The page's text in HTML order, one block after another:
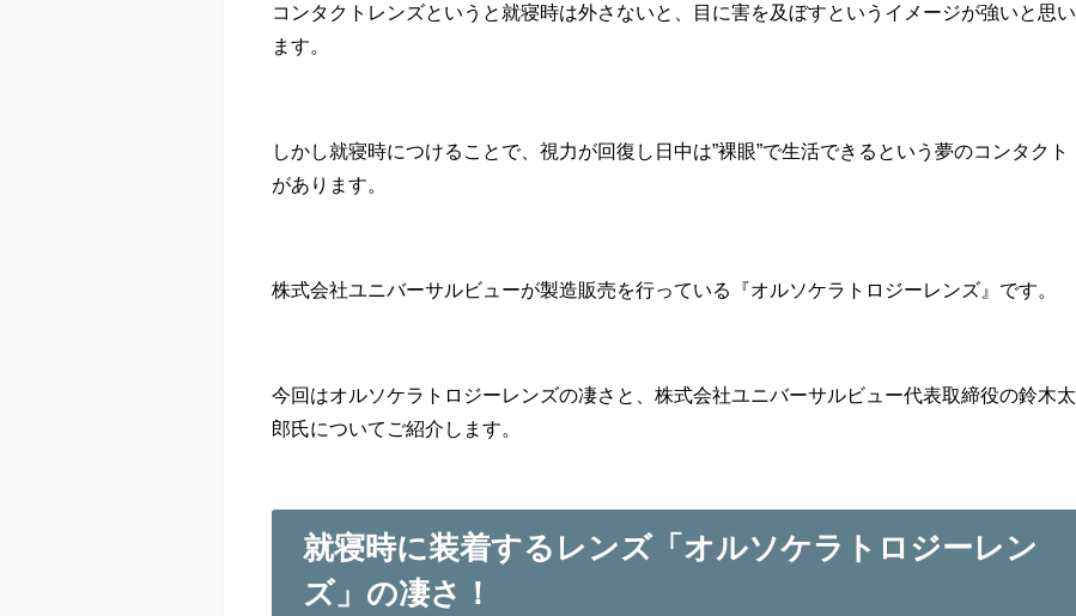
コンタクトレンズというと就寝時は外さないと、目に害を及ぼすというイメージが強いと思い
ます。
しかし就寝時につけることで、視力が回復し日中は”裸眼”で生活できるという夢のコンタクト
があります。
株式会社ユニバーサルビューが製造販売を行っている『オルソケラトロジーレンズ』です。
今回はオルソケラトロジーレンズの凄さと、株式会社ユニバーサルビュー代表取締役の鈴木太
郎氏についてご紹介します。
就寝時に装着するレンズ「オルソケラトロジーレン
ズ」の凄さ！